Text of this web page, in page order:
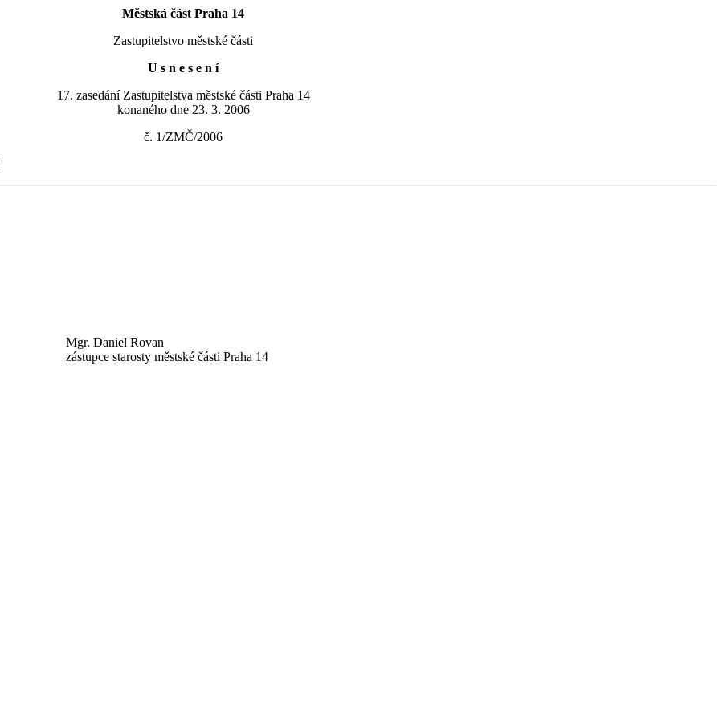
Městská část Praha 14
Zastupitelstvo městské části
U s n e s e n í
17. zasedání Zastupitelstva městské části Praha 14
konaného dne 23. 3. 2006
č. 1/ZMČ/2006
Mgr. Daniel Rovan
zástupce starosty městské části Praha 14